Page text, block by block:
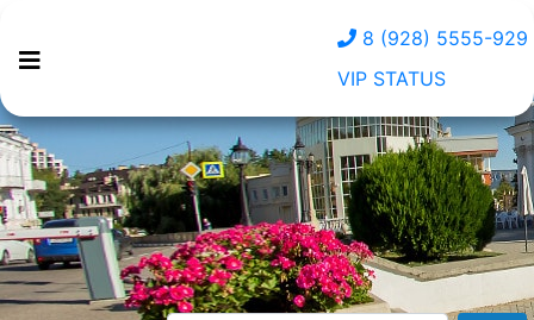
8 (928) 5555-929
VIP STATUS